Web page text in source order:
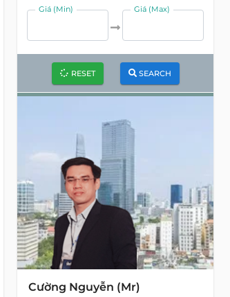
Giá (Min) Giá (Max)
RESET SEARCH
Cường Nguyễn (Mr)